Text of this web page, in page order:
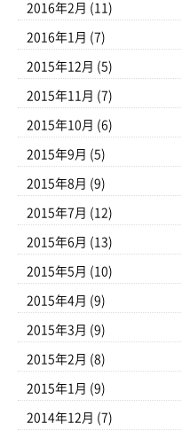
2016年2月 (11)
2016年1月 (7)
2015年12月 (5)
2015年11月 (7)
2015年10月 (6)
2015年9月 (5)
2015年8月 (9)
2015年7月 (12)
2015年6月 (13)
2015年5月 (10)
2015年4月 (9)
2015年3月 (9)
2015年2月 (8)
2015年1月 (9)
2014年12月 (7)